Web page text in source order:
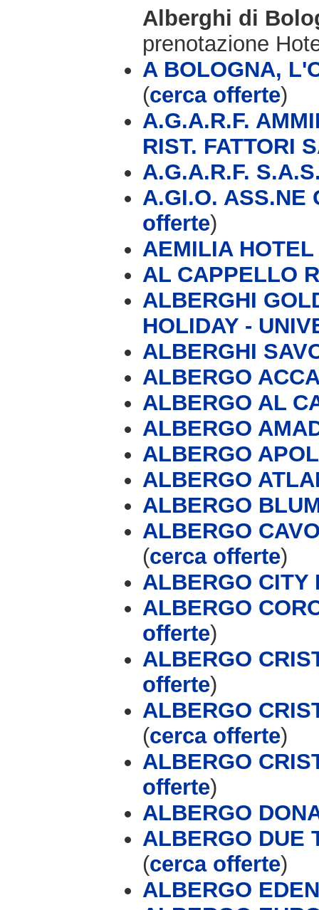
Alberghi di
prenotazione
A BOLOGNA,
(cerca offerte)
A.G.A.R.F.
RIST. FATTORI
A.G.A.R.F.
A.GI.O. ASS.NE
offerte)
AEMILIA
AL CAPPELLO
ALBERGHI
HOLIDAY -
ALBERGHI
ALBERGO
ALBERGO AL
ALBERGO
ALBERGO
ALBERGO
ALBERGO
ALBERGO
(cerca offerte)
ALBERGO CITY
ALBERGO
offerte)
ALBERGO
offerte)
ALBERGO
(cerca offerte)
ALBERGO
offerte)
ALBERGO
ALBERGO DUE
(cerca offerte)
ALBERGO EDEN